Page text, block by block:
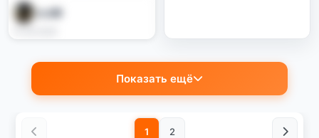
Vadi🙈
Показать ещё
1 2